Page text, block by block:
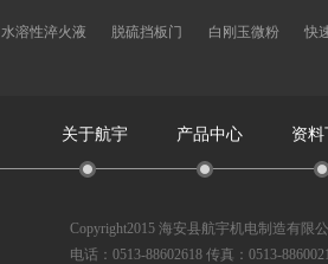
水溶性淬火液 脱硫挡板门 白刚玉微粉 快
关于航宇 产品中心 资料
Copyright2015 海安县航宇机电制造有限
电话：0513-88602618 传真：0513-